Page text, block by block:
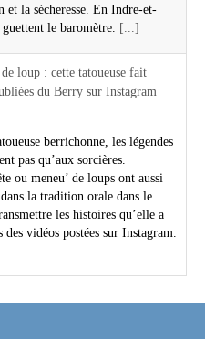
et la sécheresse. En Indre-et-
le baromètre. [...]
loup : cette tatoueuse fait
du Berry sur Instagram
berrichonne, les légendes
pas qu’aux sorcières.
ou meneu’ de loups ont aussi
la tradition orale dans le
les histoires qu’elle a
vidéos postées sur Instagram.